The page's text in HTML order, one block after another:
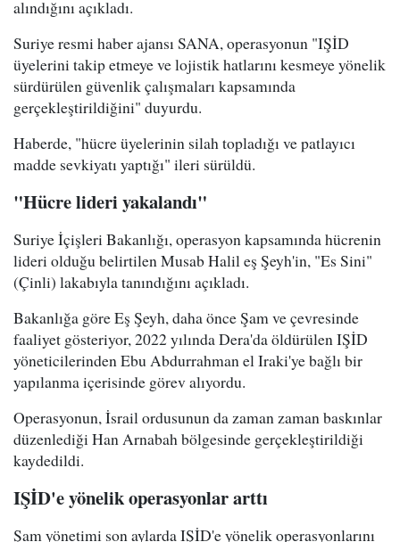
alındığını açıkladı.
Suriye resmi haber ajansı SANA, operasyonun "IŞİD
üyelerini takip etmeye ve lojistik hatlarını kesmeye yönelik
sürdürülen güvenlik çalışmaları kapsamında
gerçekleştirildiğini" duyurdu.
Haberde, "hücre üyelerinin silah topladığı ve patlayıcı
madde sevkiyatı yaptığı" ileri sürüldü.
"Hücre lideri yakalandı"
Suriye İçişleri Bakanlığı, operasyon kapsamında hücrenin
lideri olduğu belirtilen Musab Halil eş Şeyh'in, "Es Sini"
(Çinli) lakabıyla tanındığını açıkladı.
Bakanlığa göre Eş Şeyh, daha önce Şam ve çevresinde
faaliyet gösteriyor, 2022 yılında Dera'da öldürülen IŞİD
yöneticilerinden Ebu Abdurrahman el Iraki'ye bağlı bir
yapılanma içerisinde görev alıyordu.
Operasyonun, İsrail ordusunun da zaman zaman baskınlar
düzenlediği Han Arnabah bölgesinde gerçekleştirildiği
kaydedildi.
IŞİD'e yönelik operasyonlar arttı
Şam yönetimi son aylarda IŞİD'e yönelik operasyonlarını